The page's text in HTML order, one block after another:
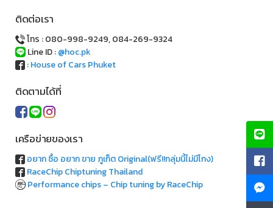
ติดต่อเรา
โทร : 080-998-9249, 084-269-9324
Line ID :@hoc.pk
:House of Cars Phuket
ติดตามได้ที่
เครือข่ายของเรา
อยาก ซื้อ อยาก ขาย ภูเก็ต Original(ฟรี!!กลุ่มนี้ไม่มีโกง)
RaceChip Chiptuning Thailand
Performance chips – Chip tuning by RaceChip